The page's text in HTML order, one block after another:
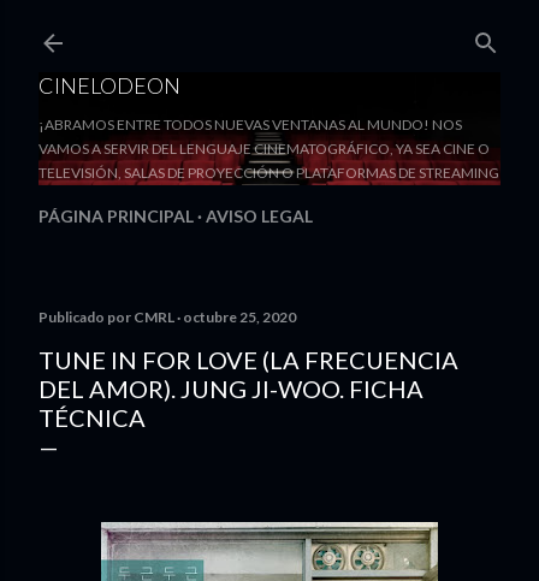
CINELODEON
¡ABRAMOS ENTRE TODOS NUEVAS VENTANAS AL MUNDO! NOS
VAMOS A SERVIR DEL LENGUAJE CINEMATOGRÁFICO, YA SEA CINE O
TELEVISIÓN, SALAS DE PROYECCIÓN O PLATAFORMAS DE STREAMING
PÁGINA PRINCIPAL AVISO LEGAL
Publicado por CMRL octubre 25, 2020
TUNE IN FOR LOVE (LA FRECUENCIA
DEL AMOR). JUNG JI-WOO. FICHA
TÉCNICA